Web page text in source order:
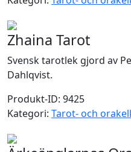
Zhaina Tarot
Svensk tarotlek gjord av
Dahlqvist.
Produkt-ID: 9425
Kategori: Tarot- och